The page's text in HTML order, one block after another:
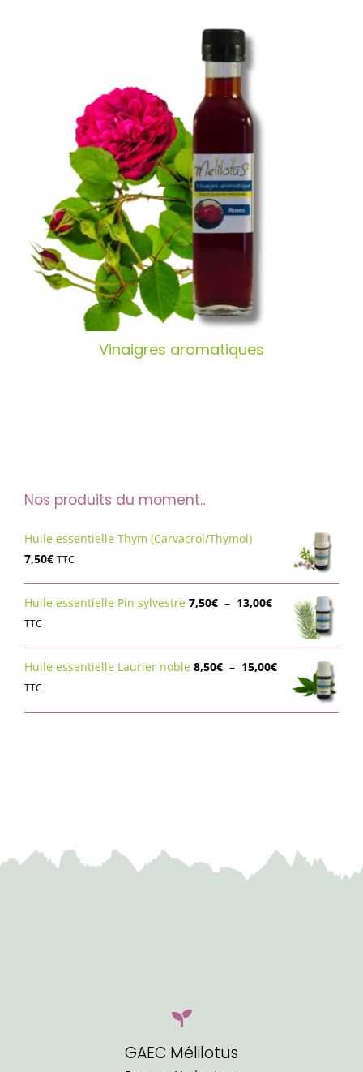
Vinaigres aromatiques
Vinaigres aromatiques
Nos produits du moment…
Huile essentielle Thym (Carvacrol/Thymol)
7,50€ TTC
Huile essentielle Pin sylvestre 7,50€ – 13,00€Plage
7,50€
TTC
Huile essentielle Laurier noble 8,50€ – 15,00€Plage
TTC
GAEC Mélilotus